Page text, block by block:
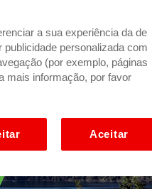
a sua experiência da de
personalizada com
(por exemplo, páginas
mais informação, por favor
Aceitar